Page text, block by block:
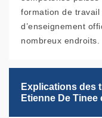
formation de
d’enseignement
nombreux endroits.
Explications des
Etienne De